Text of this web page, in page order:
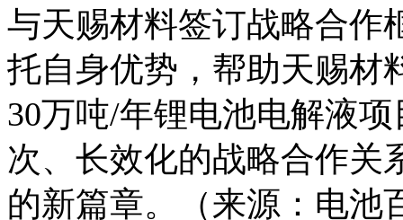
与天赐材料签订战略合作
托自身优势，帮助天赐材
30万吨/年锂电池电解液
次、长效化的战略合作关
的新篇章。（来源：电池